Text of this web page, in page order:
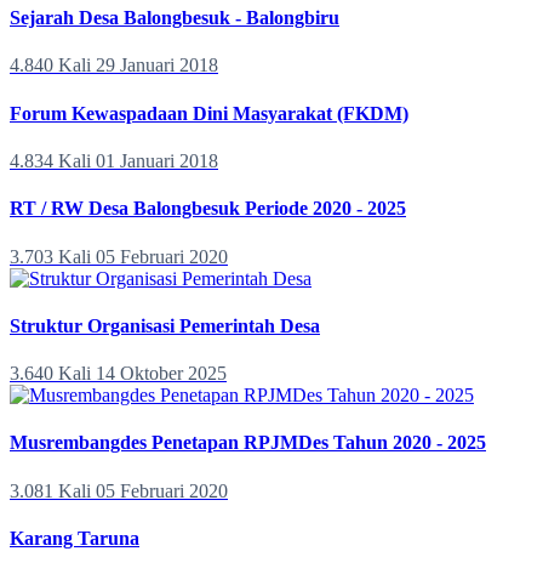
Sejarah Desa Balongbesuk - Balongbiru
4.840 Kali 29 Januari 2018
Forum Kewaspadaan Dini Masyarakat (FKDM)
4.834 Kali 01 Januari 2018
RT / RW Desa Balongbesuk Periode 2020 - 2025
3.703 Kali 05 Februari 2020
Struktur Organisasi Pemerintah Desa
3.640 Kali 14 Oktober 2025
Musrembangdes Penetapan RPJMDes Tahun 2020 - 2025
3.081 Kali 05 Februari 2020
Karang Taruna